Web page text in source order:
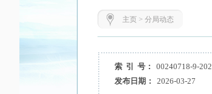
主页> 分局动态
索 引 号： 00240718-9-
发布日期：
2026-03-27